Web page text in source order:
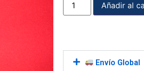
Añadir al
Envío Global